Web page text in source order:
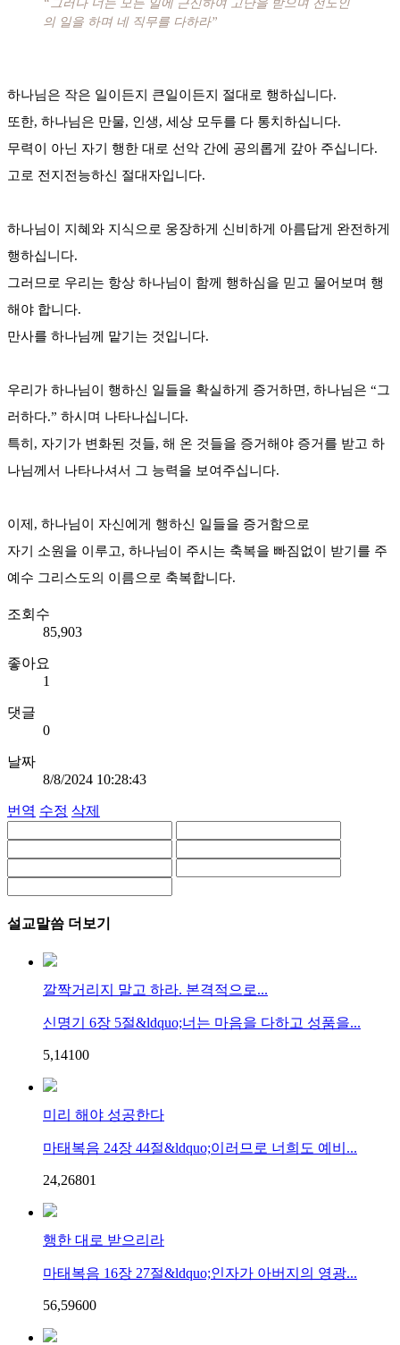
“그러나 너는 모든 일에 근신하여 고난을 받으며 전도인
의 일을 하며 네 직무를 다하라”
하나님은 작은 일이든지 큰일이든지 절대로 행하십니다.
또한, 하나님은 만물, 인생, 세상 모두를 다 통치하십니다.
무력이 아닌 자기 행한 대로 선악 간에 공의롭게 갚아 주십니다.
고로 전지전능하신 절대자입니다.
하나님이 지혜와 지식으로 웅장하게 신비하게 아름답게 완전하게
행하십니다.
그러므로 우리는 항상 하나님이 함께 행하심을 믿고 물어보며 행
해야 합니다.
만사를 하나님께 맡기는 것입니다.
우리가 하나님이 행하신 일들을 확실하게 증거하면, 하나님은 “그
러하다.” 하시며 나타나십니다.
특히, 자기가 변화된 것들, 해 온 것들을 증거해야 증거를 받고 하
나님께서 나타나셔서 그 능력을 보여주십니다.
이제, 하나님이 자신에게 행하신 일들을 증거함으로
자기 소원을 이루고, 하나님이 주시는 축복을 빠짐없이 받기를 주
예수 그리스도의 이름으로 축복합니다.
조회수
85,903
좋아요
1
댓글
0
날짜
8/8/2024 10:28:43
번역 수정 삭제
설교말씀 더보기
깔짝거리지 말고 하라. 본격적으로...
신명기 6장 5절&ldquo;너는 마음을 다하고 성품을...
5,14100
미리 해야 성공한다
마태복음 24장 44절&ldquo;이러므로 너희도 예비...
24,26801
행한 대로 받으리라
마태복음 16장 27절&ldquo;인자가 아버지의 영광...
56,59600